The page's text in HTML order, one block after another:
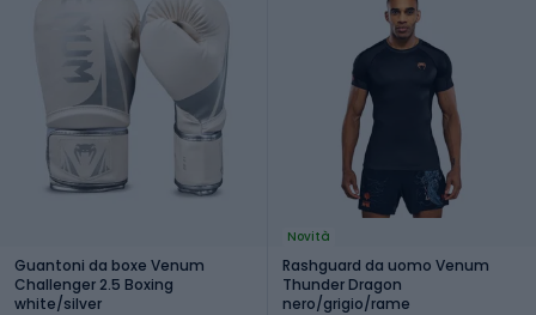
Guantoni da boxe Venum
Challenger 2.5 Boxing
white/silver
Novità
Rashguard da uomo Venum
Thunder Dragon
nero/grigio/rame